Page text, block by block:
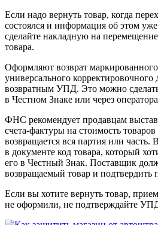
Если надо вернуть товар, когда
состоялся и информация об этом
сделайте накладную на
товара.
Оформляют возврат
универсального корректировочного
возвратным УПД. Это можно
в Честном Знаке или через
ФНС рекомендует продавцам
счета-фактуры на стоимость
возвращается вся партия или часть.
в документе код товара, который
его в Честный Знак. Поставщик
возвращаемый товар и подтвердить
Если вы хотите вернуть товар,
не оформили, не подтверждайте